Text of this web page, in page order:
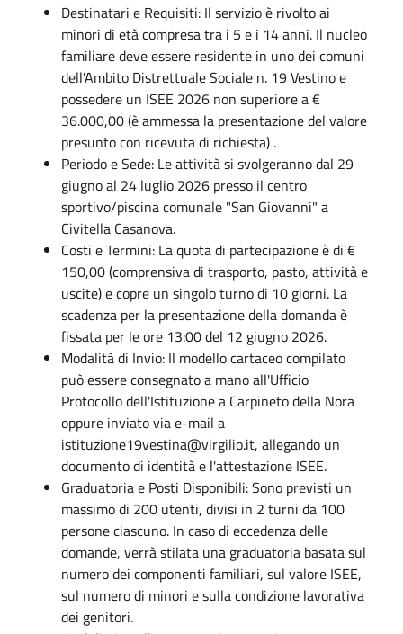
Destinatari e Requisiti: Il servizio è rivolto ai
minori di età compresa tra i 5 e i 14 anni. Il nucleo
familiare deve essere residente in uno dei comuni
dell'Ambito Distrettuale Sociale n. 19 Vestino e
possedere un ISEE 2026 non superiore a €
36.000,00 (è ammessa la presentazione del valore
presunto con ricevuta di richiesta) .
Periodo e Sede: Le attività si svolgeranno dal 29
giugno al 24 luglio 2026 presso il centro
sportivo/piscina comunale "San Giovanni" a
Civitella Casanova.
Costi e Termini: La quota di partecipazione è di €
150,00 (comprensiva di trasporto, pasto, attività e
uscite) e copre un singolo turno di 10 giorni. La
scadenza per la presentazione della domanda è
fissata per le ore 13:00 del 12 giugno 2026.
Modalità di Invio: Il modello cartaceo compilato
può essere consegnato a mano all'Ufficio
Protocollo dell'Istituzione a Carpineto della Nora
oppure inviato via e-mail a
istituzione19vestina@virgilio.it, allegando un
documento di identità e l'attestazione ISEE.
Graduatoria e Posti Disponibili: Sono previsti un
massimo di 200 utenti, divisi in 2 turni da 100
persone ciascuno. In caso di eccedenza delle
domande, verrà stilata una graduatoria basata sul
numero dei componenti familiari, sul valore ISEE,
sul numero di minori e sulla condizione lavorativa
dei genitori.